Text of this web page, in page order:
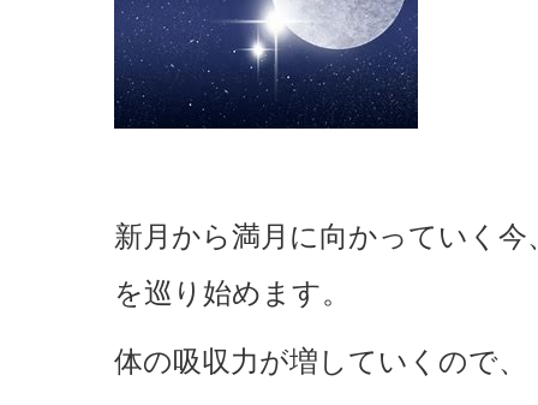
新月から満月に向かっていく
を巡り始めます。
体の吸収力が増していくので